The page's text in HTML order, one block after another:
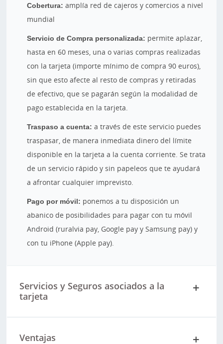
Cobertura:amplía red de cajeros y comercios a nivel
mundial
Servicio de Compra personalizada: permite aplazar,
hasta en 60 meses, una o varias compras realizadas
con la tarjeta (importe mínimo de compra 90 euros),
sin que esto afecte al resto de compras y retiradas
de efectivo, que se pagarán según la modalidad de
pago establecida en la tarjeta.
Traspaso a cuenta:a través de este servicio puedes
traspasar, de manera inmediata dinero del límite
disponible en la tarjeta a la cuenta corriente. Se trata
de un servicio rápido y sin papeleos que te ayudará
a afrontar cualquier imprevisto.
Pago por móvil: ponemos a tu disposición un
abanico de posibilidades para pagar con tu móvil
Android (ruralvia pay, Google pay y Samsung pay) y
con tu iPhone (Apple pay).
Servicios y Seguros asociados a la
tarjeta
Ventajas